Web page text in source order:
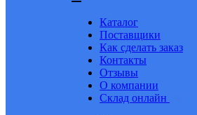
Каталог
Поставщики
Как сделать заказ
Контакты
Отзывы
О компании
Склад онлайн